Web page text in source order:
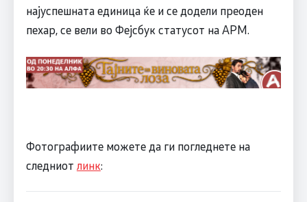
најуспешната единица ќе и се додели преоден
пехар, се вели во Фејсбук статусот на АРМ.
Фотографиите можете да ги погледнете на
следниот линк: